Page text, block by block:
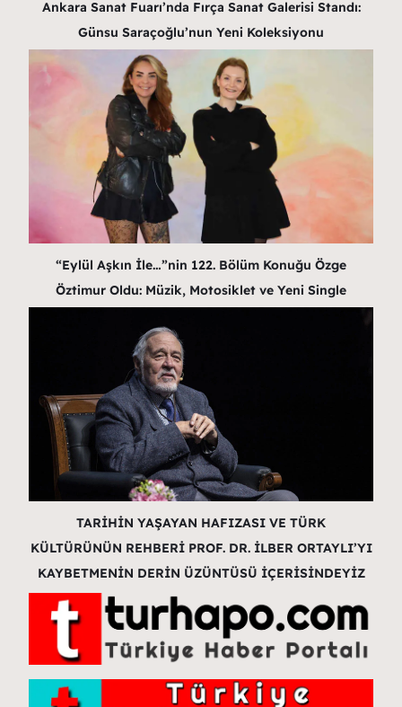
Ankara Sanat Fuarı’nda Fırça Sanat Galerisi Standı:
Günsu Saraçoğlu’nun Yeni Koleksiyonu
“Eylül Aşkın İle…”nin 122. Bölüm Konuğu Özge
Öztimur Oldu: Müzik, Motosiklet ve Yeni Single
TARİHİN YAŞAYAN HAFIZASI VE TÜRK
KÜLTÜRÜNÜN REHBERİ PROF. DR. İLBER ORTAYLI’YI
KAYBETMENİN DERİN ÜZÜNTÜSÜ İÇERİSİNDEYİZ